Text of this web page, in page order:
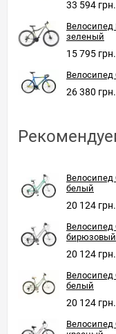
33 594 грн.
Велосипед
зеленый
15 795 грн.
Велосипед
26 380 грн.
Велосипед
белый
20 124 грн.
Велосипед
бирюзовый
20 124 грн.
Велосипед
белый
20 124 грн.
Велосипед